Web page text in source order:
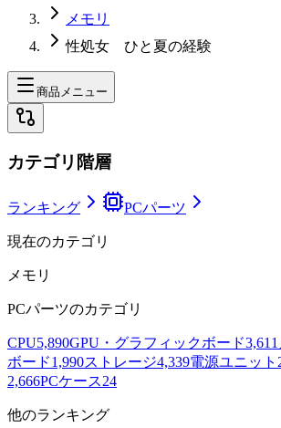
メモリ
性処女 ひと夏の経験
商品メニュー
カテゴリ階層
ランキング PCパーツ
現在のカテゴリ
メモリ
PCパーツのカテゴリ
CPU5,890GPU・グラフィックボード3,611
ボード1,990ストレージ4,339電源ユニット
2,666PCケース24
他のランキング